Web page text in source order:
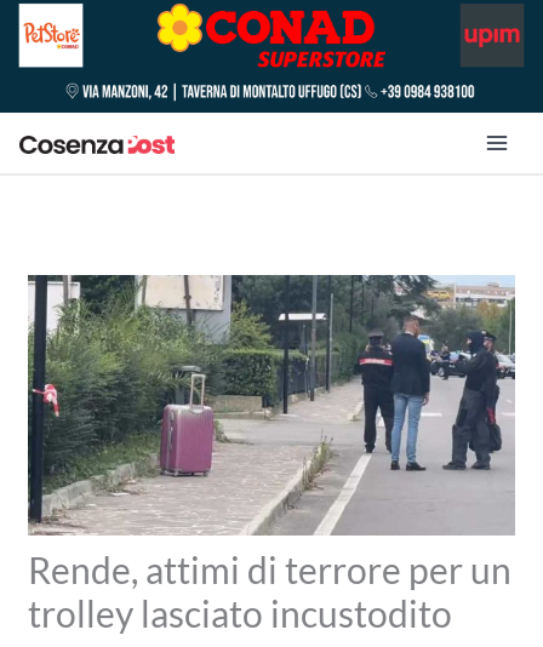
Rende, attimi di terrore per un
trolley lasciato incustodito